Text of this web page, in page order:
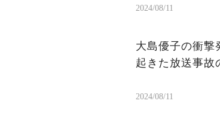
2024/08/11
大島優子の衝撃
起きた放送事故
2024/08/11